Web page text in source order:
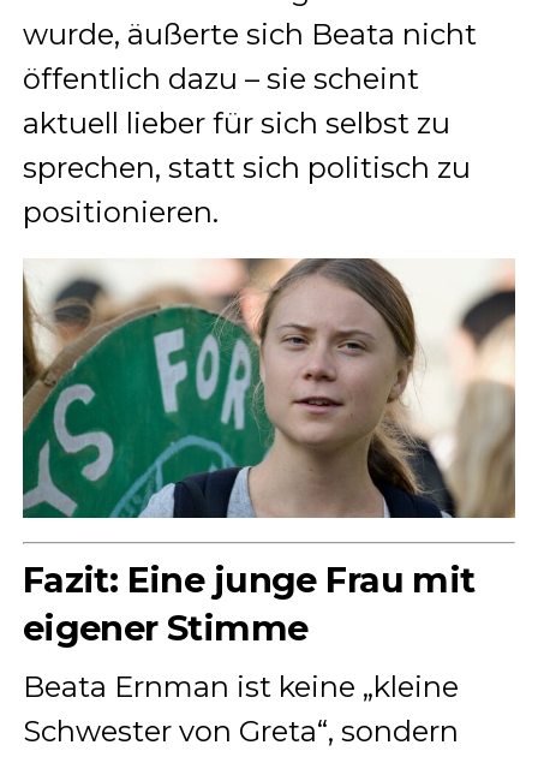
wurde, äußerte sich Beata nicht
öffentlich dazu – sie scheint
aktuell lieber für sich selbst zu
sprechen, statt sich politisch zu
positionieren.
Fazit: Eine junge Frau mit
eigener Stimme
Beata Ernman ist keine „kleine
Schwester von Greta“, sondern